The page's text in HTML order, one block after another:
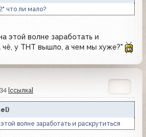
что ли мало?
этой волне заработать и
чё, у ТНТ вышло, а чем мы хуже?"
[ссылка]
)
волне заработать и раскрутиться